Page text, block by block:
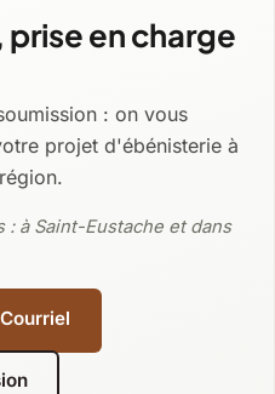
en charge
: on vous
projet d'ébénisterie à
à Saint-Eustache et dans
Courriel